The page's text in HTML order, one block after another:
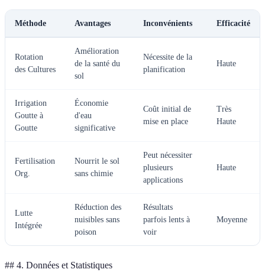
Méthode Avantages Inconvénients Efficacité
Rotation
des Cultures
Amélioration
de la santé du
sol
Nécessite de la
planification
Haute
Irrigation
Goutte à
Goutte
Économie
d'eau
significative
Coût initial de
mise en place
Très
Haute
Fertilisation
Org.
Nourrit le sol
sans chimie
Peut nécessiter
plusieurs
applications
Haute
Lutte
Intégrée
Réduction des
nuisibles sans
poison
Résultats
parfois lents à
voir
Moyenne
## 4. Données et Statistiques